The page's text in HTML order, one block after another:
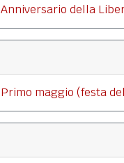
Anniversario della
Primo maggio (festa